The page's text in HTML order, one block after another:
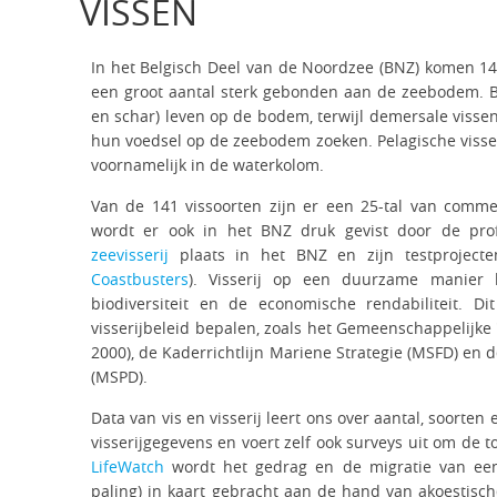
VISSEN
In het Belgisch Deel van de Noordzee (BNZ) komen
een groot aantal sterk gebonden aan de zeebodem.
en schar) leven op de bodem, terwijl demersale
hun voedsel op de zeebodem zoeken. Pelagische
voornamelijk in de waterkolom.
Van de 141 vissoorten zijn er een 25-tal van
wordt er ook in het BNZ druk gevist door de
zeevisserij plaats in het BNZ en zijn
Coastbusters). Visserij op een duurzame
biodiversiteit en de economische rendabiliteit.
visserijbeleid bepalen, zoals het
2000), de Kaderrichtlijn Mariene Strategie (MSFD)
(MSPD).
Data van vis en visserij leert ons over aantal, soorten
visserijgegevens en voert zelf ook surveys uit om de
LifeWatch wordt het gedrag en de migratie van
paling) in kaart gebracht aan de hand van